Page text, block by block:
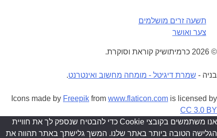
ניווט
תשעה זרים מושלמים
צער ואושר
© 2026 כרמיתושיק קוראת וסוקרת.
בניה - שמרת דיגיטל - מומחה מחשוב ואינטרנט.
Icons made by Freepik from www.flaticon.com is licensed by
CC 3.0 BY
אנו משתמשים בקובצי Cookie כדי להבטיח שנספק לך את חוויית
הגלישה הטובה ביותר באתר שלנו. המשך גלישתך באתר תהווה את